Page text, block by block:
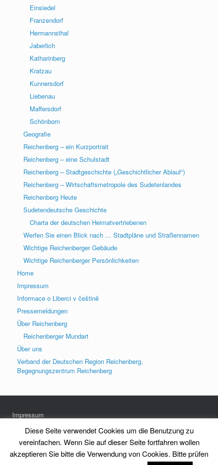
Einsiedel
Franzendorf
Hermannsthal
Jaberlich
Katharinberg
Kratzau
Kunnersdorf
Liebenau
Maffersdorf
Schönborn
Geografie
Reichenberg – ein Kurzportrait
Reichenberg – eine Schulstadt
Reichenberg – Stadtgeschichte („Geschichtlicher Ablauf“)
Reichenberg – Wirtschaftsmetropole des Sudetenlandes
Reichenberg Heute
Sudetendeutsche Geschichte
Charta der deutschen Heimatvertriebenen
Werfen Sie einen Blick nach … Stadtpläne und Straßennamen
Wichtige Reichenberger Gebäude
Wichtige Reichenberger Persönlichkeiten
Home
Impressum
Informace o Liberci v češtině
Pressemeldungen
Über Reichenberg
Reichenberger Mundart
Über uns
Verband der Deutschen Region Reichenberg,
Begegnungszentrum Reichenberg
Impressum
Datenschutz
Theme bySiteOrigin
Diese Seite verwendet Cookies um die Benutzung zu
vereinfachen. Wenn Sie auf dieser Seite fortfahren wollen
akzeptieren Sie bitte die Verwendung von Cookies. Bitte prüfen